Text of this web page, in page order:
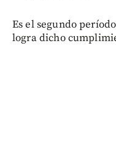
Es el segundo
logra dicho